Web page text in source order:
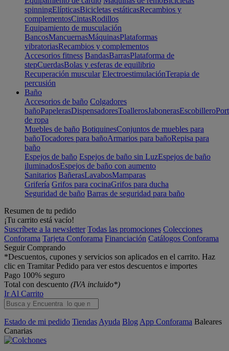
spinningElípticasBicicletas estáticasRecambios y
complementosCintasRodillos
Equipamiento de musculación
BancosMancuernasMáquinasPlataformas
vibratoriasRecambios y complementos
Accesorios fitness BandasBarrasPlataforma de
stepCuerdasBolas y esferas de equilibrio
Recuperación muscular ElectroestimulaciónTerapia de
percusión
Baño
Accesorios de baño Colgadores
bañoPapelerasDispensadoresToallerosJabonerasEscobillero
de ropa
Muebles de baño BotiquinesConjuntos de muebles para
bañoTocadores para bañoArmarios para bañoRepisa para
baño
Espejos de baño Espejos de baño sin LuzEspejos de baño
iluminadosEspejos de baño con aumento
Sanitarios BañerasLavabosMamparas
Grifería Grifos para cocinaGrifos para ducha
Seguridad de baño Barras de seguridad para baño
Resumen de tu pedido
¡Tu carrito está vacío!
Suscríbete a la newsletter Todas las promociones Colecciones
Conforama Tarjeta Conforama Financiación Catálogos Conforama
Seguir Comprando
*Descuentos, cupones y servicios son aplicados en el carrito. Haz
clic en Tramitar Pedido para ver estos descuentos e importes
Pago 100% seguro
Total con descuento (IVA incluido*)
Ir Al Carrito
Estado de mi pedido Tiendas Ayuda Blog App Conforama Baleares
Canarias